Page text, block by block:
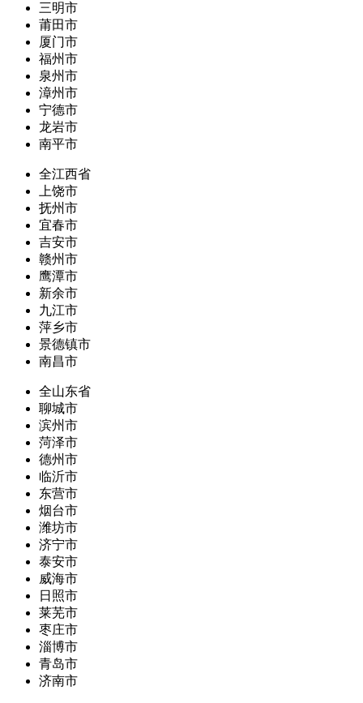
三明市
莆田市
厦门市
福州市
泉州市
漳州市
宁德市
龙岩市
南平市
全江西省
上饶市
抚州市
宜春市
吉安市
赣州市
鹰潭市
新余市
九江市
萍乡市
景德镇市
南昌市
全山东省
聊城市
滨州市
菏泽市
德州市
临沂市
东营市
烟台市
潍坊市
济宁市
泰安市
威海市
日照市
莱芜市
枣庄市
淄博市
青岛市
济南市